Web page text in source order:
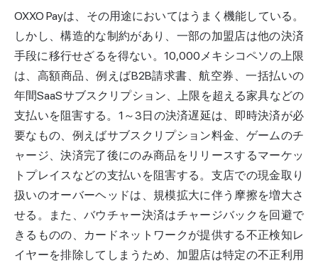
OXXO Payは、その用途においてはうまく機能している。
しかし、構造的な制約があり、一部の加盟店は他の決済
手段に移行せざるを得ない。10,000メキシコペソの上限
は、高額商品、例えばB2B請求書、航空券、一括払いの
年間SaaSサブスクリプション、上限を超える家具などの
支払いを阻害する。1～3日の決済遅延は、即時決済が必
要なもの、例えばサブスクリプション料金、ゲームのチ
ャージ、決済完了後にのみ商品をリリースするマーケッ
トプレイスなどの支払いを阻害する。支店での現金取り
扱いのオーバーヘッドは、規模拡大に伴う摩擦を増大さ
せる。また、バウチャー決済はチャージバックを回避で
きるものの、カードネットワークが提供する不正検知レ
イヤーを排除してしまうため、加盟店は特定の不正利用